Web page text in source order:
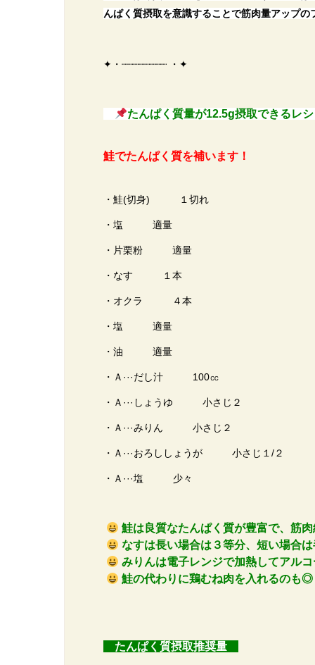
んぱく質摂取を意識することで筋肉量アップの
✦・┈┈┈┈┈┈┈┈ ・✦
たんぱく質量が12.5g摂取できるレ
鮭でたんぱく質を補います！
・鮭(切身) １切れ
・塩 適量
・片栗粉 適量
・なす １本
・オクラ ４本
・塩 適量
・油 適量
・Ａ···だし汁 100㏄
・Ａ···しょうゆ 小さじ２
・Ａ···みりん 小さじ２
・Ａ···おろししょうが 小さじ１/２
・Ａ···塩 少々
鮭は良質なたんぱく質が豊富で、筋
なすは長い場合は３等分、短い場合
みりんは電子レンジで加熱してアル
鮭の代わりに鶏むね肉を入れるのも◎
たんぱく質摂取推奨量